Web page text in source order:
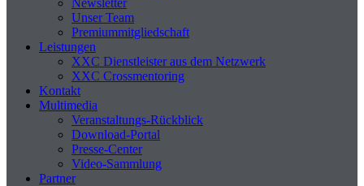
Newsletter
Unser Team
Premiummitgliedschaft
Leistungen
XXC Dienstleister aus dem Netzwerk
XXC Crossmentoring
Kontakt
Multimedia
Veranstaltungs-Rückblick
Download-Portal
Presse-Center
Video-Sammlung
Partner